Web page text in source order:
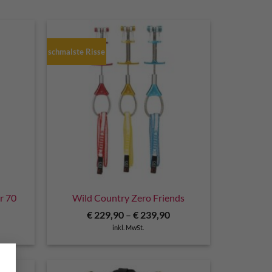
70
schmalste Risse
Wild Country Zero Friends
€229,90– €239,90
inkl. MwSt.